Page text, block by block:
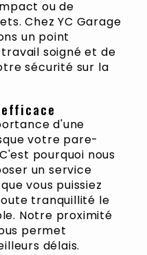
ou de
Chez YC Garage
un point
soigné et de
sécurité sur la
d'une
votre pare-
pourquoi nous
un service
vous puissiez
tranquillité le
Notre proximité
permet
délais.